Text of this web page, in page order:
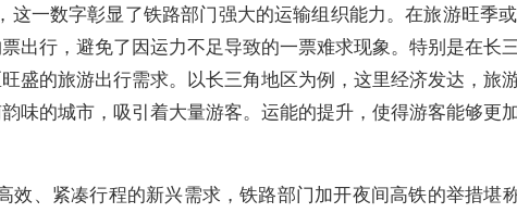
一数字彰显了铁路部门强大的运输组织能力。在旅游旺季
出行，避免了因运力不足导致的一票难求现象。特别是在长
盛的旅游出行需求。以长三角地区为例，这里经济发达，旅
味的城市，吸引着大量游客。运能的提升，使得游客能够更
、紧凑行程的新兴需求，铁路部门加开夜间高铁的举措堪